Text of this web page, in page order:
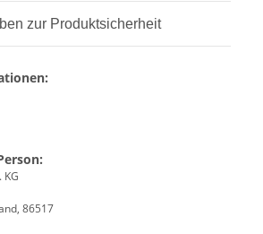
zur Produktsicherheit
KG
86517